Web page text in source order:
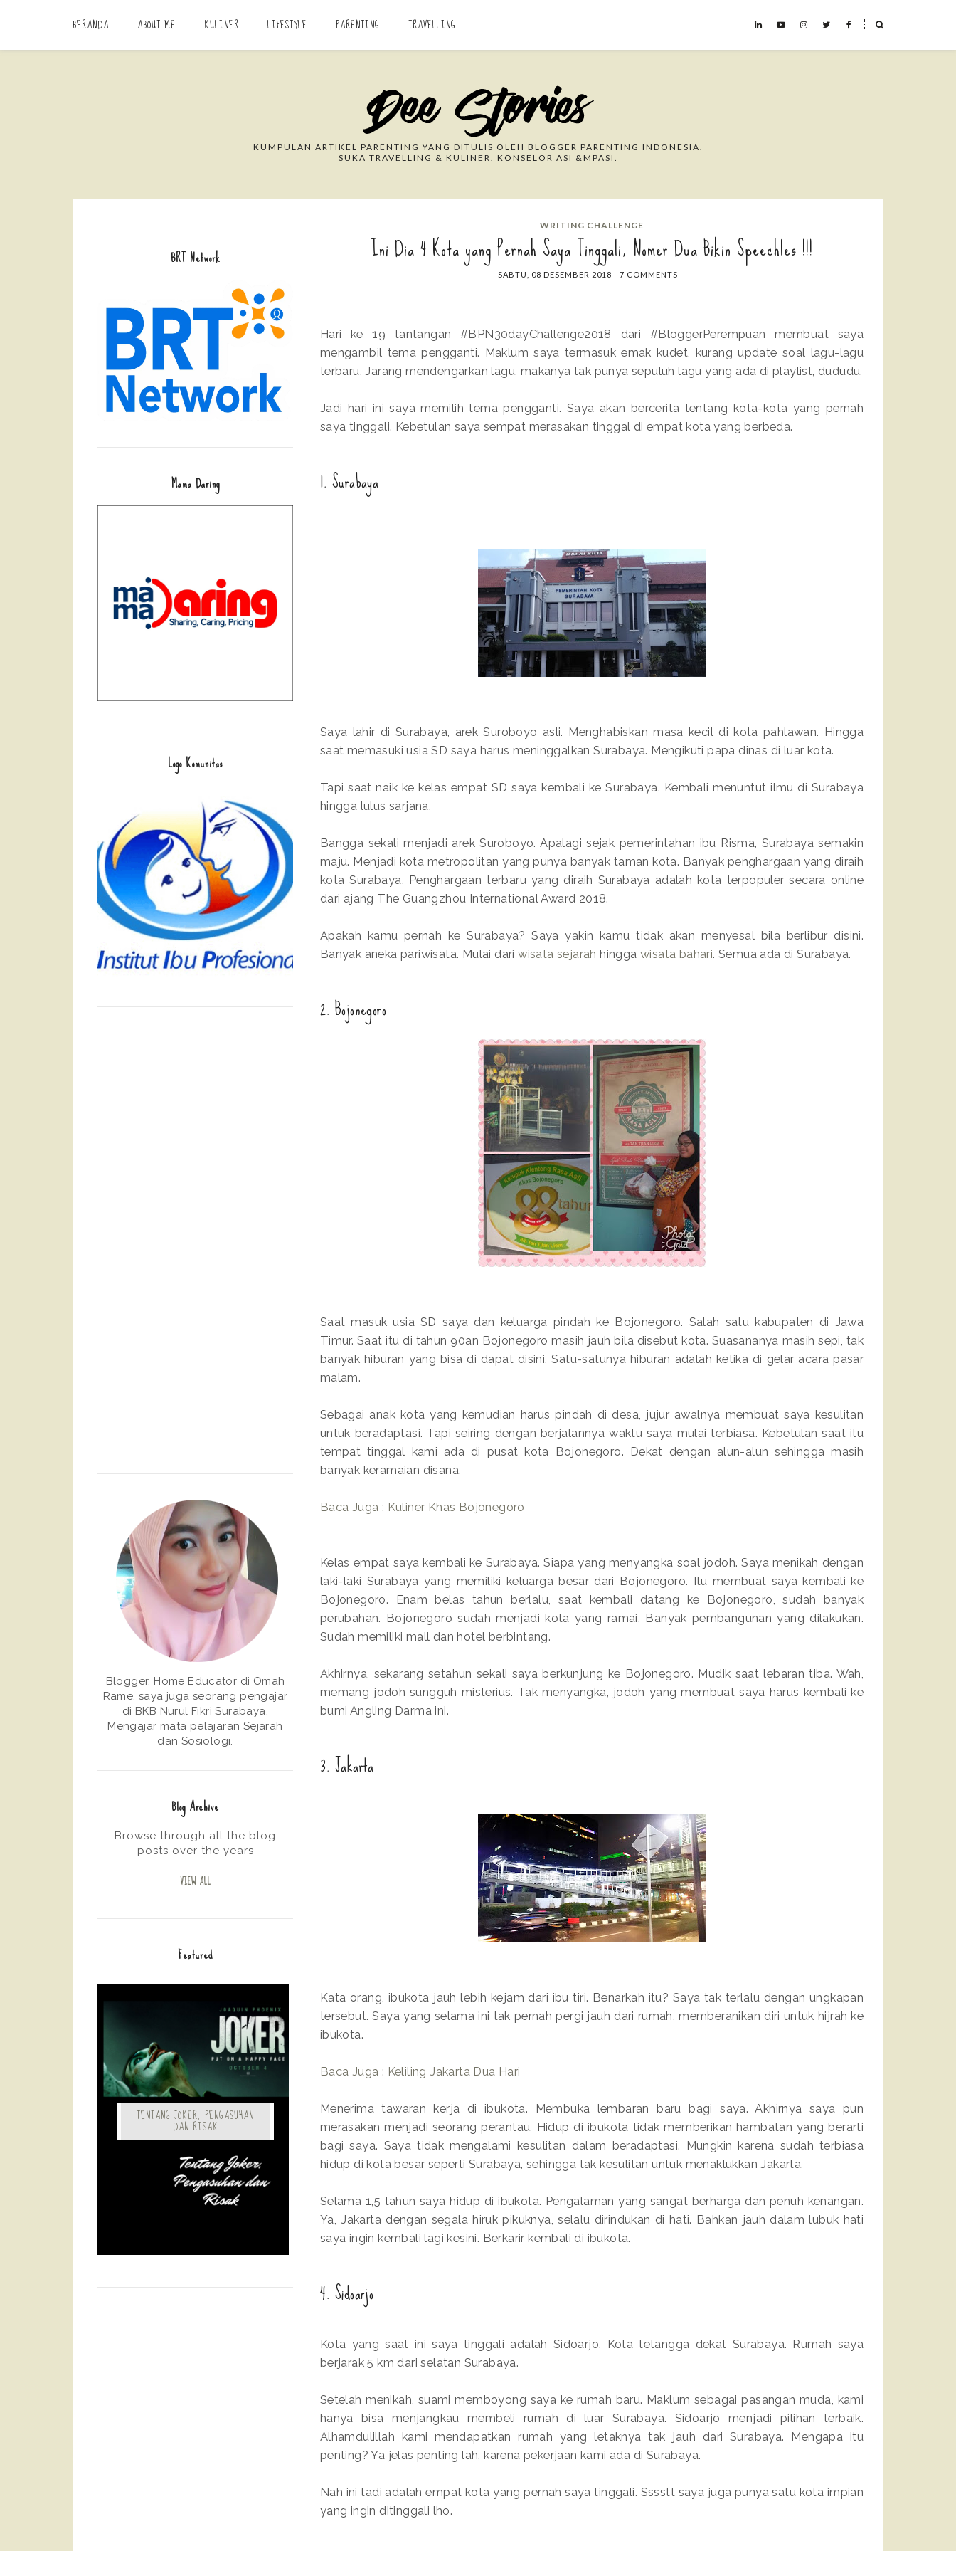
BERANDA ABOUT ME KULINER LIFESTYLE PARENTING TRAVELLING ˟
Search This Blog
KUMPULAN ARTIKEL PARENTING YANG DITULIS OLEH BLOGGER PARENTING INDONESIA.
SUKA TRAVELLING & KULINER. KONSELOR ASI &MPASI.
WRITING CHALLENGE
Ini Dia 4 Kota yang Pernah Saya Tinggali, Nomer Dua Bikin Speechles !!!
SABTU, 08 DESEMBER 2018 - 7 COMMENTS
Hari ke 19 tantangan #BPN30dayChallenge2018 dari #BloggerPerempuan membuat saya
mengambil tema pengganti. Maklum saya termasuk emak kudet, kurang update soal lagu-lagu
terbaru. Jarang mendengarkan lagu, makanya tak punya sepuluh lagu yang ada di playlist, dududu.
Jadi hari ini saya memilih tema pengganti. Saya akan bercerita tentang kota-kota yang pernah
saya tinggali. Kebetulan saya sempat merasakan tinggal di empat kota yang berbeda.
1. Surabaya
Saya lahir di Surabaya, arek Suroboyo asli. Menghabiskan masa kecil di kota pahlawan. Hingga
saat memasuki usia SD saya harus meninggalkan Surabaya. Mengikuti papa dinas di luar kota.
Tapi saat naik ke kelas empat SD saya kembali ke Surabaya. Kembali menuntut ilmu di Surabaya
hingga lulus sarjana.
Bangga sekali menjadi arek Suroboyo. Apalagi sejak pemerintahan ibu Risma, Surabaya semakin
maju. Menjadi kota metropolitan yang punya banyak taman kota. Banyak penghargaan yang diraih
kota Surabaya. Penghargaan terbaru yang diraih Surabaya adalah kota terpopuler secara online
dari ajang The Guangzhou International Award 2018.
Apakah kamu pernah ke Surabaya? Saya yakin kamu tidak akan menyesal bila berlibur disini.
Banyak aneka pariwisata. Mulai dariwisata sejarahhinggawisata bahari. Semua ada di Surabaya.
2. Bojonegoro
Saat masuk usia SD saya dan keluarga pindah ke Bojonegoro. Salah satu kabupaten di Jawa
Timur. Saat itu di tahun 90an Bojonegoro masih jauh bila disebut kota. Suasananya masih sepi, tak
banyak hiburan yang bisa di dapat disini. Satu-satunya hiburan adalah ketika di gelar acara pasar
malam.
Sebagai anak kota yang kemudian harus pindah di desa, jujur awalnya membuat saya kesulitan
untuk beradaptasi. Tapi seiring dengan berjalannya waktu saya mulai terbiasa. Kebetulan saat itu
tempat tinggal kami ada di pusat kota Bojonegoro. Dekat dengan alun-alun sehingga masih
banyak keramaian disana.
Baca Juga : Kuliner Khas Bojonegoro
Kelas empat saya kembali ke Surabaya. Siapa yang menyangka soal jodoh. Saya menikah dengan
laki-laki Surabaya yang memiliki keluarga besar dari Bojonegoro. Itu membuat saya kembali ke
Bojonegoro. Enam belas tahun berlalu, saat kembali datang ke Bojonegoro, sudah banyak
perubahan. Bojonegoro sudah menjadi kota yang ramai. Banyak pembangunan yang dilakukan.
Sudah memiliki mall dan hotel berbintang.
Akhirnya, sekarang setahun sekali saya berkunjung ke Bojonegoro. Mudik saat lebaran tiba. Wah,
memang jodoh sungguh misterius. Tak menyangka, jodoh yang membuat saya harus kembali ke
bumi Angling Darma ini.
3. Jakarta
Kata orang, ibukota jauh lebih kejam dari ibu tiri. Benarkah itu? Saya tak terlalu dengan ungkapan
tersebut. Saya yang selama ini tak pernah pergi jauh dari rumah, memberanikan diri untuk hijrah ke
ibukota.
Baca Juga : Keliling Jakarta Dua Hari
Menerima tawaran kerja di ibukota. Membuka lembaran baru bagi saya. Akhirnya saya pun
merasakan menjadi seorang perantau. Hidup di ibukota tidak memberikan hambatan yang berarti
bagi saya. Saya tidak mengalami kesulitan dalam beradaptasi. Mungkin karena sudah terbiasa
hidup di kota besar seperti Surabaya, sehingga tak kesulitan untuk menaklukkan Jakarta.
Selama 1,5 tahun saya hidup di ibukota. Pengalaman yang sangat berharga dan penuh kenangan.
Ya, Jakarta dengan segala hiruk pikuknya, selalu dirindukan di hati. Bahkan jauh dalam lubuk hati
saya ingin kembali lagi kesini. Berkarir kembali di ibukota.
4. Sidoarjo
Kota yang saat ini saya tinggali adalah Sidoarjo. Kota tetangga dekat Surabaya. Rumah saya
berjarak 5 km dari selatan Surabaya.
Setelah menikah, suami memboyong saya ke rumah baru. Maklum sebagai pasangan muda, kami
hanya bisa menjangkau membeli rumah di luar Surabaya. Sidoarjo menjadi pilihan terbaik.
Alhamdulillah kami mendapatkan rumah yang letaknya tak jauh dari Surabaya. Mengapa itu
penting? Ya jelas penting lah, karena pekerjaan kami ada di Surabaya.
Nah ini tadi adalah empat kota yang pernah saya tinggali. Sssstt saya juga punya satu kota impian
yang ingin ditinggali lho.
BRT Network
Mama Daring
Logo Komunitas
Blogger. Home Educator di Omah
Rame, saya juga seorang pengajar
di BKB Nurul Fikri Surabaya.
Mengajar mata pelajaran Sejarah
dan Sosiologi.
Blog Archive
Browse through all the blog
posts over the years
VIEW ALL
Featured
TENTANG JOKER, PENGASUHAN
DAN RISAK